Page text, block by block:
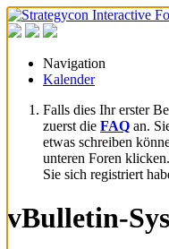
Navigation
Kalender
Falls dies Ihr erster
zuerst die FAQ an.
etwas schreiben
unteren Foren
Sie sich registriert
vBulletin-